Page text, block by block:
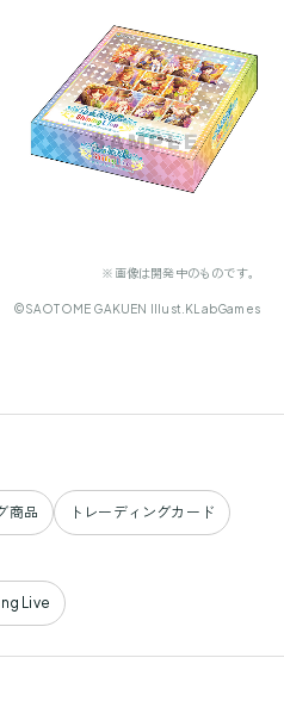
※画像は開発中のものです。
©SAOTOME GAKUEN Illust.KLabGames
商品 トレーディングカード
Live